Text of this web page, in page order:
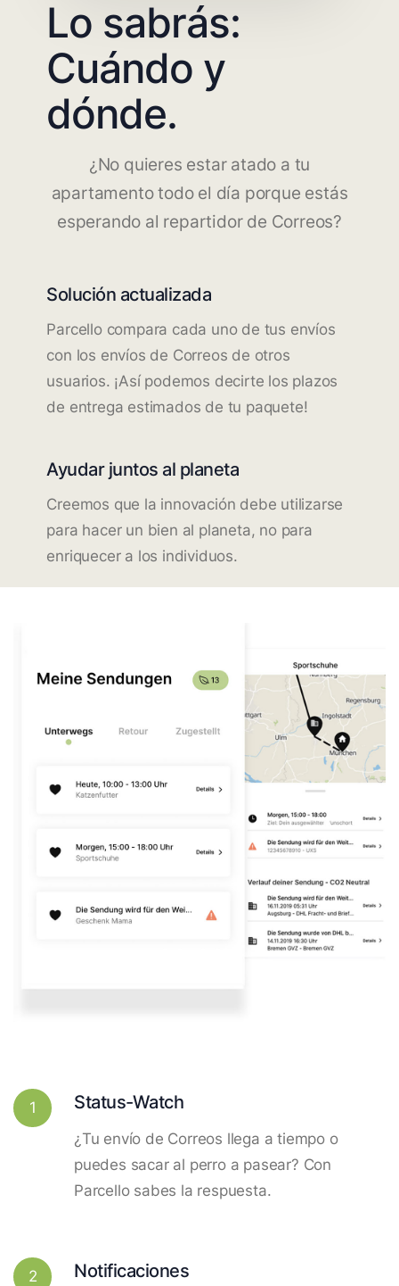
Lo sabrás:
Cuándo y
dónde.
¿No quieres estar atado a tu
apartamento todo el día porque estás
esperando al repartidor de Correos?
Solución actualizada
Parcello compara cada uno de tus envíos
con los envíos de Correos de otros
usuarios. ¡Así podemos decirte los plazos
de entrega estimados de tu paquete!
Ayudar juntos al planeta
Creemos que la innovación debe utilizarse
para hacer un bien al planeta, no para
enriquecer a los individuos.
1 Status-Watch
¿Tu envío de Correos llega a tiempo o
puedes sacar al perro a pasear? Con
Parcello sabes la respuesta.
2 Notificaciones